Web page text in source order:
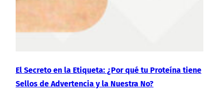
El Secreto en la Etiqueta: ¿Por qué tu Proteína tiene
Sellos de Advertencia y la Nuestra No?